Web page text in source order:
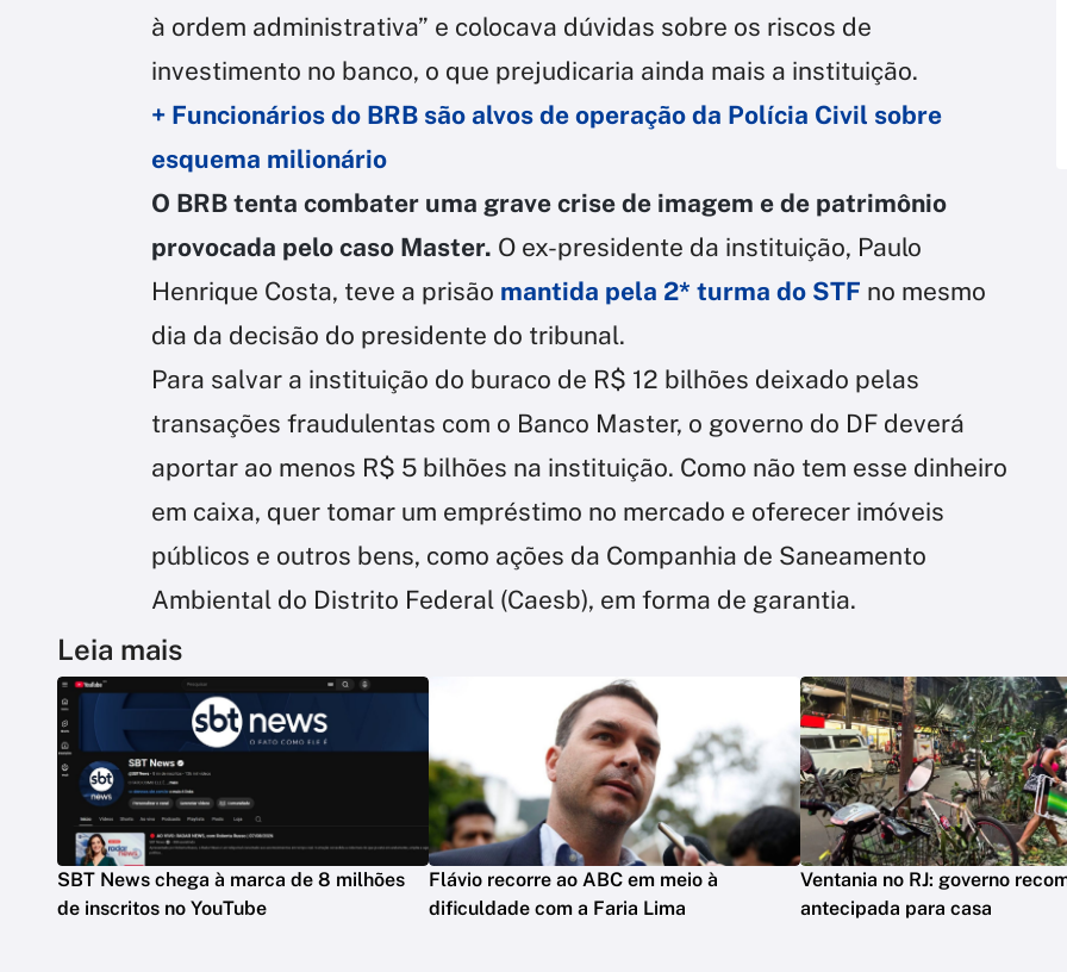
à ordem administrativa” e colocava dúvidas sobre os riscos de
investimento no banco, o que prejudicaria ainda mais a instituição.
+ Funcionários do BRB são alvos de operação da Polícia Civil sobre
esquema milionário
O BRB tenta combater uma grave crise de imagem e de patrimônio
provocada pelo caso Master. O ex-presidente da instituição, Paulo
Henrique Costa, teve a prisão mantida pela 2* turma do STF no mesmo
dia da decisão do presidente do tribunal.
Para salvar a instituição do buraco de R$ 12 bilhões deixado pelas
transações fraudulentas com o Banco Master, o governo do DF deverá
aportar ao menos R$ 5 bilhões na instituição. Como não tem esse dinheiro
em caixa, quer tomar um empréstimo no mercado e oferecer imóveis
públicos e outros bens, como ações da Companhia de Saneamento
Ambiental do Distrito Federal (Caesb), em forma de garantia.
Leia mais
SBT News chega à marca de 8 milhões
de inscritos no YouTube
Flávio recorre ao ABC em meio à
dificuldade com a Faria Lima
Ventania no RJ: governo
antecipada para casa